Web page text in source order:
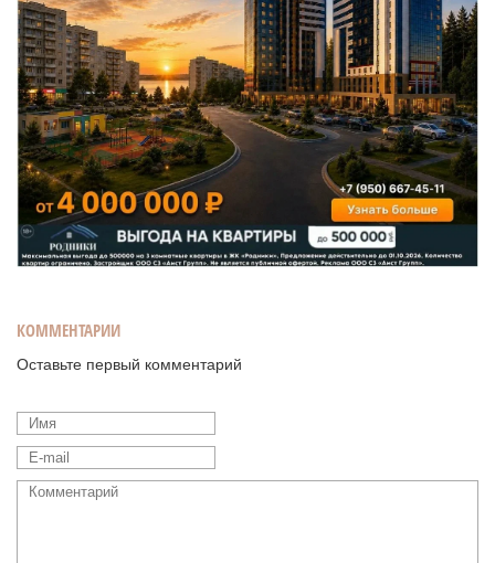
КОММЕНТАРИИ
Оставьте первый комментарий